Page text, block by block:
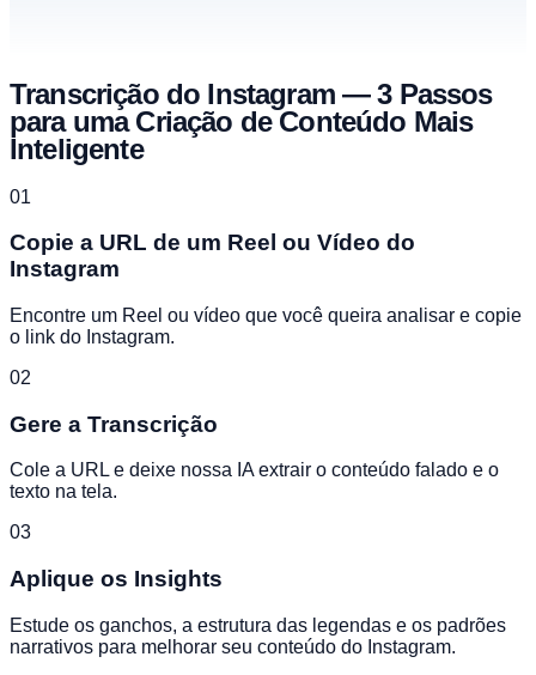
Transcrição do Instagram — 3 Passos
para uma Criação de Conteúdo Mais
Inteligente
01
Copie a URL de um Reel ou Vídeo do
Instagram
Encontre um Reel ou vídeo que você queira analisar e copie
o link do Instagram.
02
Gere a Transcrição
Cole a URL e deixe nossa IA extrair o conteúdo falado e o
texto na tela.
03
Aplique os Insights
Estude os ganchos, a estrutura das legendas e os padrões
narrativos para melhorar seu conteúdo do Instagram.